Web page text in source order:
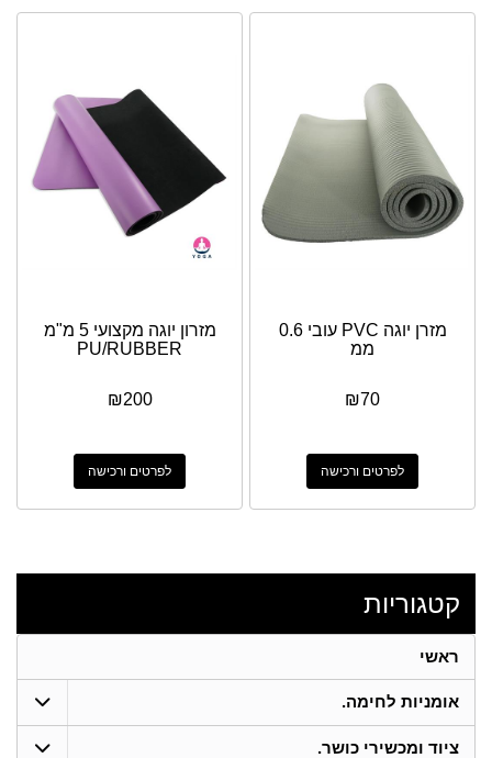
מזרן יוגה PVC עובי 0.6
ממ
₪70
לפרטים ורכישה
מזרון יוגה מקצועי 5 מ"מ
PU/RUBBER
₪200
לפרטים ורכישה
קטגוריות
ראשי
אומניות לחימה.
ציוד ומכשירי כושר.